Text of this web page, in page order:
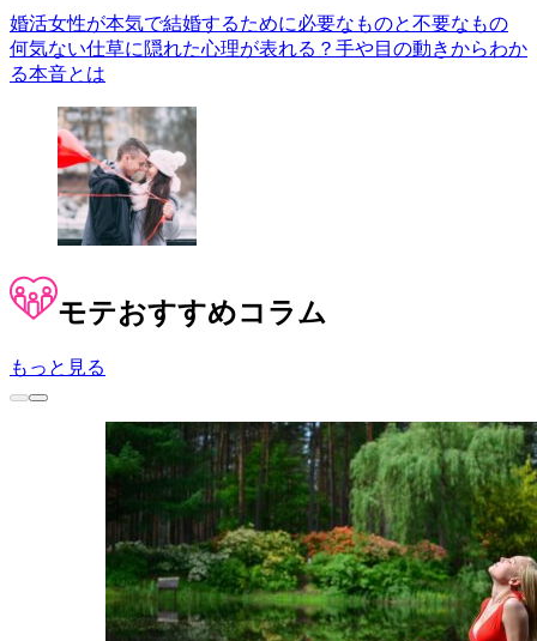
婚活女性が本気で結婚するために必要なものと不要なもの
何気ない仕草に隠れた心理が表れる？手や目の動きからわか
る本音とは
モテおすすめコラム
もっと見る